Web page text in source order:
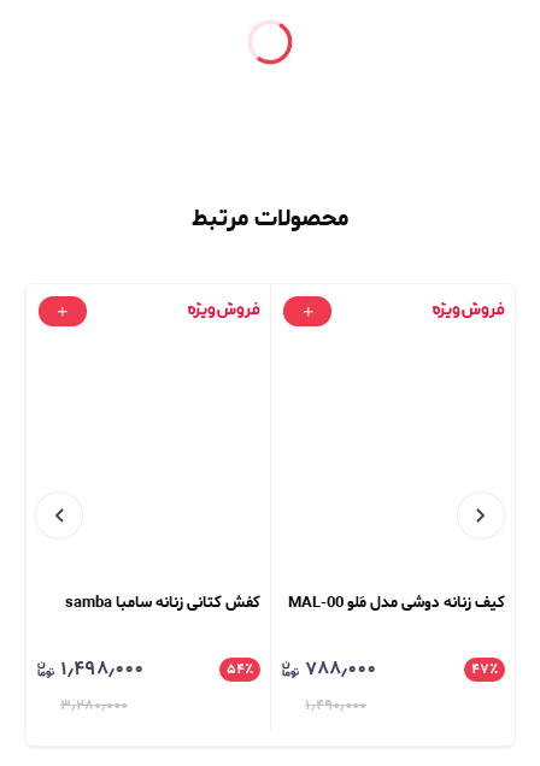
محصولات مرتبط
کیف زنانه دوشی مدل مَلو MAL-00
۴۷٪ ۷۸۸٫۰۰۰
۱٫۴۹۰٫۰۰۰
کفش کتانی زنانه سامبا samba
۵۴٪ ۱٫۴۹۸٫۰۰۰
۳٫۲۸۰٫۰۰۰